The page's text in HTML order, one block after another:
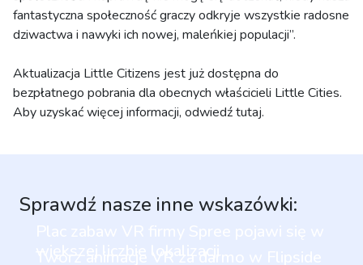
fantastyczna społeczność graczy odkryje wszystkie radosne
dziwactwa i nawyki ich nowej, maleńkiej populacji”.
Aktualizacja Little Citizens jest już dostępna do
bezpłatnego pobrania dla obecnych właścicieli Little Cities.
Aby uzyskać więcej informacji, odwiedź tutaj.
Sprawdź nasze inne wskazówki: